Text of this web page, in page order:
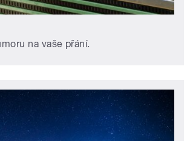
na vaše přání.